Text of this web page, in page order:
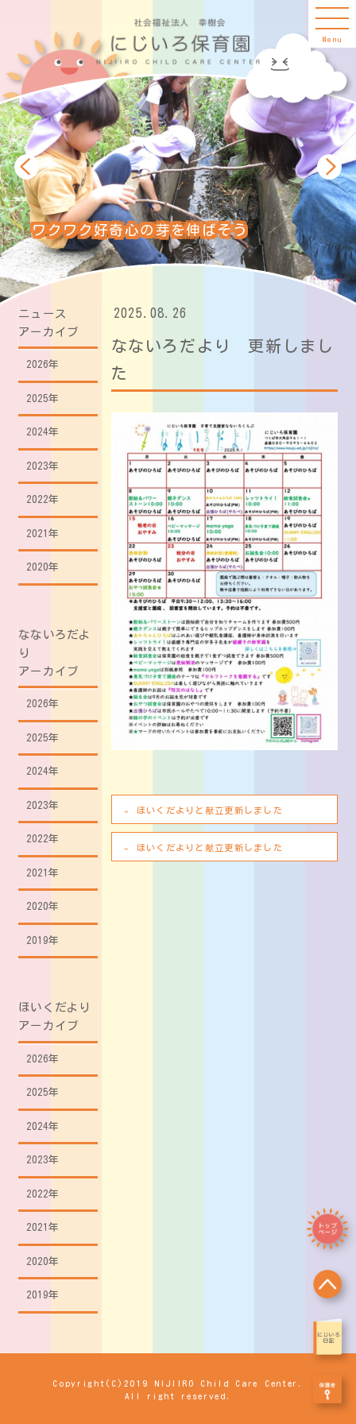
ワクワク好奇心の芽を伸ばそう
2025.08.26
なないろだより 更新しまし
た
ほいくだよりと献立更新しました
ほいくだよりと献立更新しました
ニュース
アーカイブ
2026年
2025年
2024年
2023年
2022年
2021年
2020年
なないろだよ
り
アーカイブ
2026年
2025年
2024年
2023年
2022年
2021年
2020年
2019年
ほいくだより
アーカイブ
2026年
2025年
2024年
2023年
2022年
2021年
2020年
2019年
Menu
Copyright(C)2019 NIJIIRO Child Care Center.
All right reserved.